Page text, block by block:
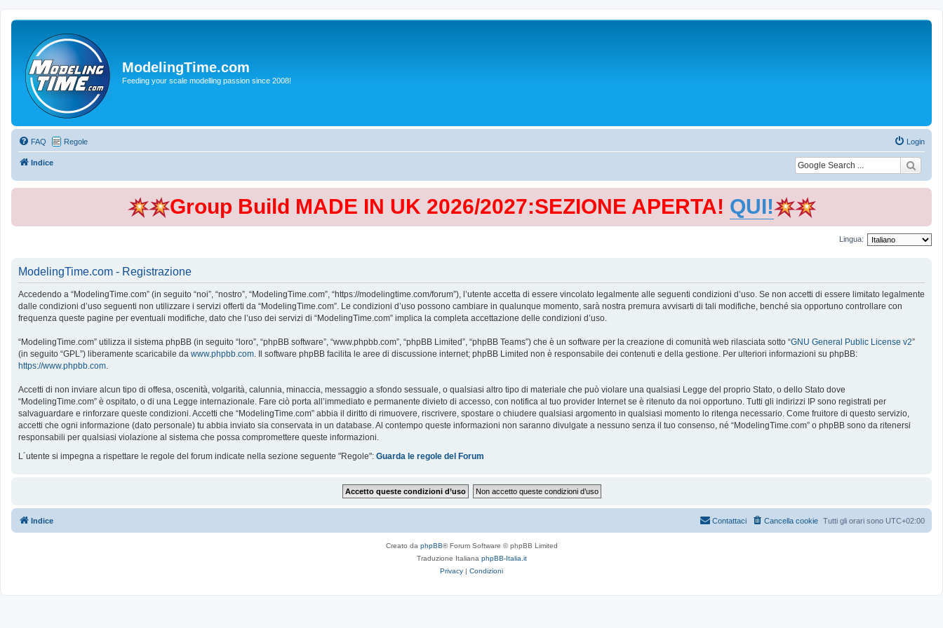
ModelingTime.com
Feeding your scale modelling passion since 2008!
FAQ Regole Login
Indice
Group Build MADE IN UK 2026/2027:SEZIONE APERTA! QUI!
Lingua:
ModelingTime.com - Registrazione
Accedendo a “ModelingTime.com” (in seguito “noi”, “nostro”, “ModelingTime.com”, “https://modelingtime.com/forum”), l’utente accetta di essere vincolato legalmente alle seguenti condizioni d’uso. Se non accetti di essere limitato legalmente
dalle condizioni d’uso seguenti non utilizzare i servizi offerti da “ModelingTime.com”. Le condizioni d’uso possono cambiare in qualunque momento, sarà nostra premura avvisarti di tali modifiche, benché sia opportuno controllare con
frequenza queste pagine per eventuali modifiche, dato che l’uso dei servizi di “ModelingTime.com” implica la completa accettazione delle condizioni d’uso.
“ModelingTime.com” utilizza il sistema phpBB (in seguito “loro”, “phpBB software”, “www.phpbb.com”, “phpBB Limited”, “phpBB Teams”) che è un software per la creazione di comunità web rilasciata sotto “GNU General Public License v2”
(in seguito “GPL”) liberamente scaricabile da www.phpbb.com . Il software phpBB facilita le aree di discussione internet; phpBB Limited non è responsabile dei contenuti e della gestione. Per ulteriori informazioni su phpBB:
https://www.phpbb.com
Accetti di non inviare alcun tipo di offesa, oscenità, volgarità, calunnia, minaccia, messaggio a sfondo sessuale, o qualsiasi altro tipo di materiale che può violare una qualsiasi Legge del proprio Stato, o dello Stato dove
“ModelingTime.com” è ospitato, o di una Legge internazionale. Fare ciò porta all’immediato e permanente divieto di accesso, con notifica al tuo provider Internet se è ritenuto da noi opportuno. Tutti gli indirizzi IP sono registrati per
salvaguardare e rinforzare queste condizioni. Accetti che “ModelingTime.com” abbia il diritto di rimuovere, riscrivere, spostare o chiudere qualsiasi argomento in qualsiasi momento lo ritenga necessario. Come fruitore di questo servizio,
accetti che ogni informazione (dato personale) tu abbia inviato sia conservata in un database. Al contempo queste informazioni non saranno divulgate a nessuno senza il tuo consenso, né “ModelingTime.com” o phpBB sono da ritenersi
responsabili per qualsiasi violazione al sistema che possa compromettere queste informazioni.
L´utente si impegna a rispettare le regole del forum indicate nella sezione seguente "Regole": Guarda le regole del Forum
Indice Tutti gli orari sono UTC+02:00
Cancella cookie
Contattaci
Creato da phpBB® Forum Software © phpBB Limited
Traduzione Italiana phpBB-Italia.it
Privacy | Condizioni